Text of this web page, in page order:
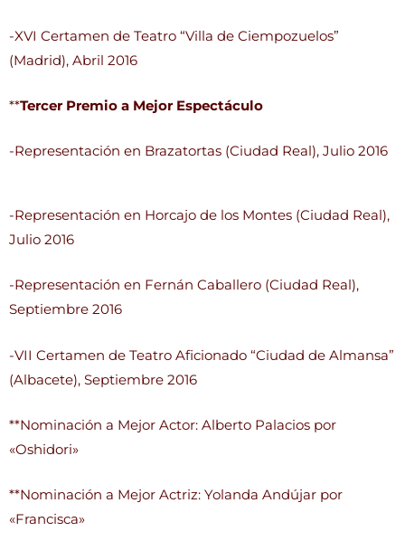
-XVI Certamen de Teatro “Villa de Ciempozuelos”
(Madrid), Abril 2016
**Tercer Premio a Mejor Espectáculo
-Representación en Brazatortas (Ciudad Real), Julio 2016
-Representación en Horcajo de los Montes (Ciudad Real),
Julio 2016
-Representación en Fernán Caballero (Ciudad Real),
Septiembre 2016
-VII Certamen de Teatro Aficionado “Ciudad de Almansa”
(Albacete), Septiembre 2016
**Nominación a Mejor Actor: Alberto Palacios por
«Oshidori»
**Nominación a Mejor Actriz: Yolanda Andújar por
«Francisca»